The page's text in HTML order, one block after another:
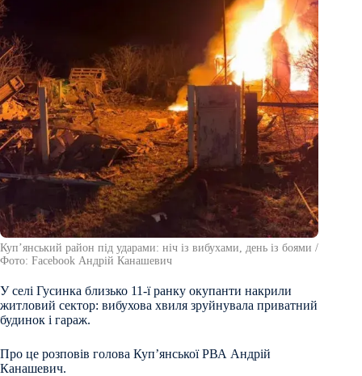
Куп’янський район під ударами: ніч із вибухами, день із боями /
Фото: Facebook Андрій Канашевич
У селі Гусинка близько 11-ї ранку окупанти накрили
житловий сектор: вибухова хвиля зруйнувала приватний
будинок і гараж.
Про це розповів голова Купʼянської РВА Андрій
Канашевич.